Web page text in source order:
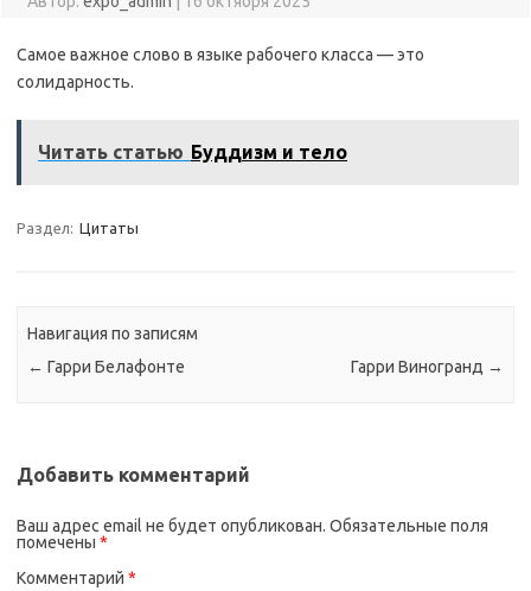
Самое важное слово в языке рабочего класса — это
солидарность.
Читать статью Буддизм и тело
Раздел: Цитаты
Навигация по записям
← Гарри Белафонте Гарри Виногранд →
Добавить комментарий
Ваш адрес email не будет опубликован. Обязательные поля
помечены *
Комментарий *